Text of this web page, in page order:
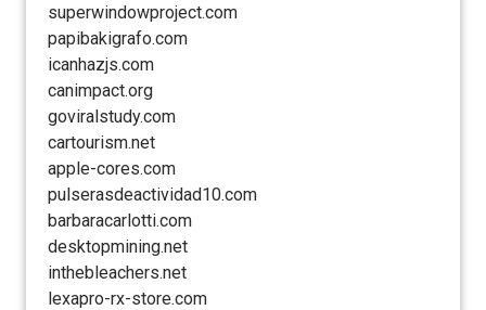
superwindowproject.com
papibakigrafo.com
icanhazjs.com
canimpact.org
goviralstudy.com
cartourism.net
apple-cores.com
pulserasdeactividad10.com
barbaracarlotti.com
desktopmining.net
inthebleachers.net
lexapro-rx-store.com